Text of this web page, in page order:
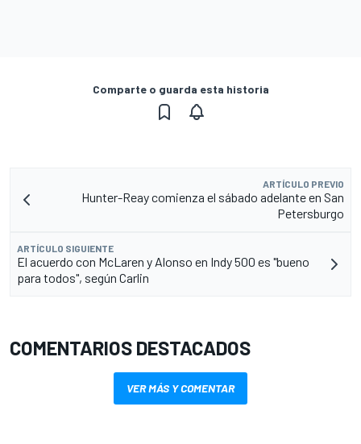
Comparte o guarda esta historia
ARTÍCULO PREVIO
Hunter-Reay comienza el sábado adelante en San
Petersburgo
ARTÍCULO SIGUIENTE
El acuerdo con McLaren y Alonso en Indy 500 es "bueno
para todos", según Carlin
COMENTARIOS DESTACADOS
VER MÁS Y COMENTAR